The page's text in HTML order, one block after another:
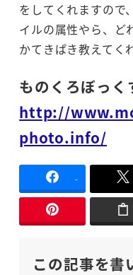
をしてくれますので
イルの属性やら、ど
かてきぱき教えてく
ものくろぼっく
http://
photo.info/
-
この記事を書